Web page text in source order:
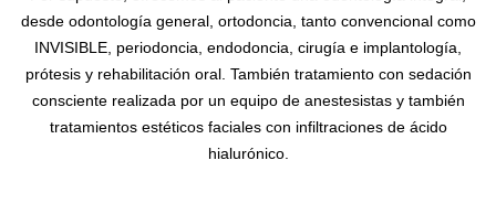
desde odontología general, ortodoncia, tanto convencional como
INVISIBLE, periodoncia, endodoncia, cirugía e implantología,
prótesis y rehabilitación oral. También tratamiento con sedación
consciente realizada por un equipo de anestesistas y también
tratamientos estéticos faciales con infiltraciones de ácido
hialurónico.